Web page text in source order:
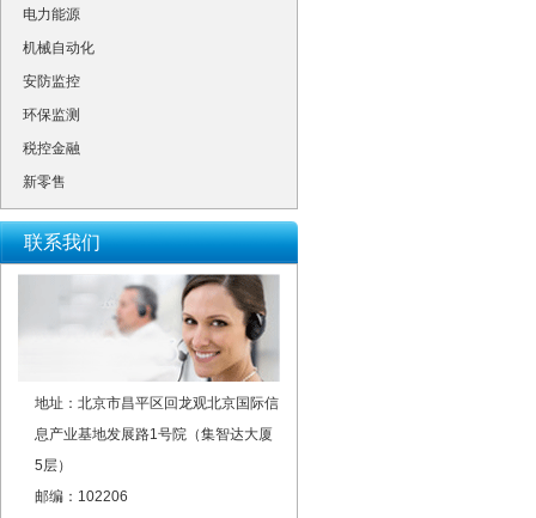
电力能源
机械自动化
安防监控
环保监测
税控金融
新零售
联系我们
地址：北京市昌平区回龙观北京国际信
息产业基地发展路1号院（集智达大厦
5层）
邮编：102206